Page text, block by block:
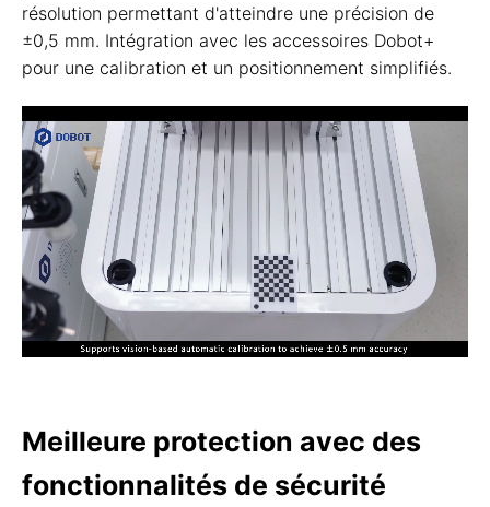
résolution permettant d'atteindre une précision de
±0,5 mm. Intégration avec les accessoires Dobot+
pour une calibration et un positionnement simplifiés.
Meilleure protection avec des
fonctionnalités de sécurité